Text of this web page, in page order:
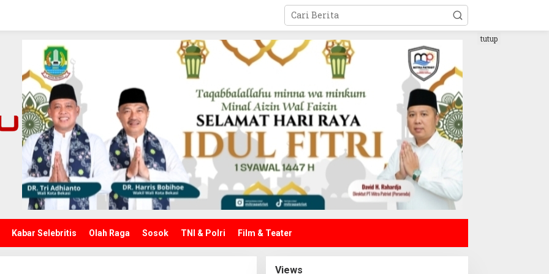
Kabar Selebritis Olah Raga Sosok TNI & Polri Film & Teater
tutup
Views